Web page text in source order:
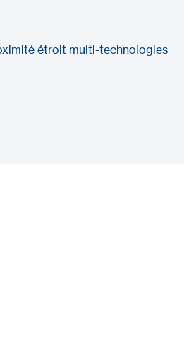
étroit multi-technologies